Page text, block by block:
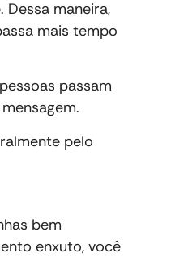
maneira,
mais tempo
passam
pelo
bem
enxuto, você